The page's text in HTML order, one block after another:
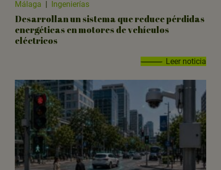
Málaga | Ingenierías
Desarrollan un sistema que reduce pérdidas
energéticas en motores de vehículos
eléctricos
Leer noticia